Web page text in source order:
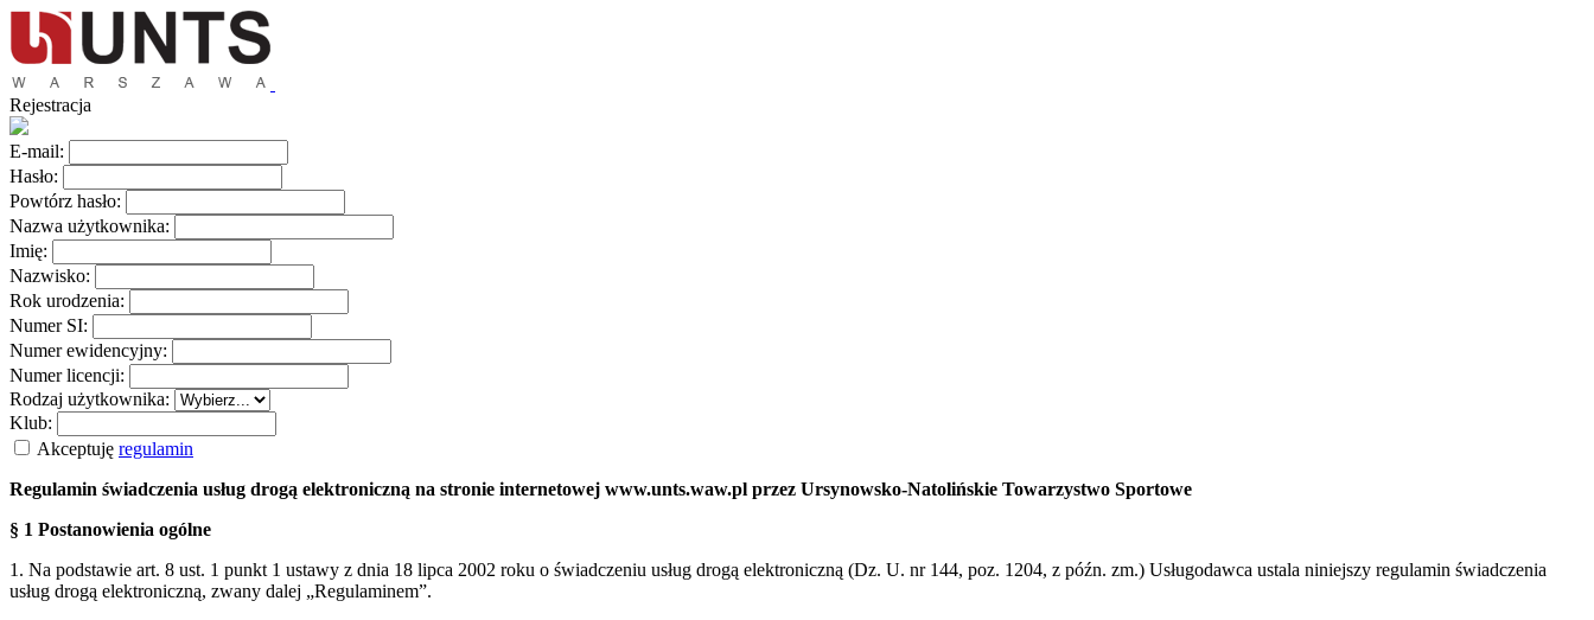
Rejestracja
E-mail:
Hasło:
Powtórz hasło:
Nazwa użytkownika:
Imię:
Nazwisko:
Rok urodzenia:
Numer SI:
Numer ewidencyjny:
Numer licencji:
Rodzaj użytkownika:
Klub:
Akceptuję regulamin
Regulamin świadczenia usług drogą elektroniczną na stronie internetowej www.unts.waw.pl przez Ursynowsko-Natolińskie Towarzystwo Sportowe
§ 1 Postanowienia ogólne
1. Na podstawie art. 8 ust. 1 punkt 1 ustawy z dnia 18 lipca 2002 roku o świadczeniu usług drogą elektroniczną (Dz. U. nr 144, poz. 1204, z późn. zm.) Usługodawca ustala niniejszy regulamin świadczenia
usług drogą elektroniczną, zwany dalej „Regulaminem”.